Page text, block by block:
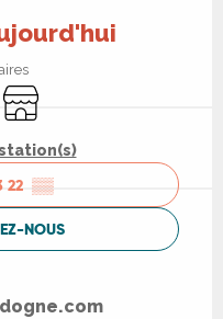
acceptés
Boutique
22 ▒▒
NOUS